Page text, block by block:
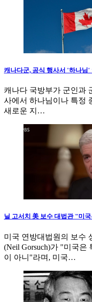
캐나다군, 공식 행사서 '하나님
캐나다 국방부가 군인과
사에서 하나님이나 특정
새로운 지…
닐 고서치 美 보수 대법관 "미
미국 연방대법원의 보수
(Neil Gorsuch)가 "미국은
이 아니"라며, 미국…